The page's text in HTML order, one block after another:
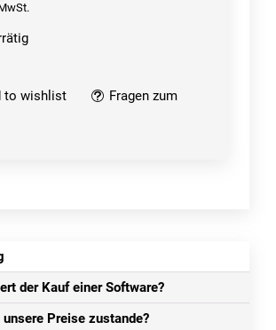
to wishlist
Fragen zum
der Kauf einer Software?
Preise zustande?